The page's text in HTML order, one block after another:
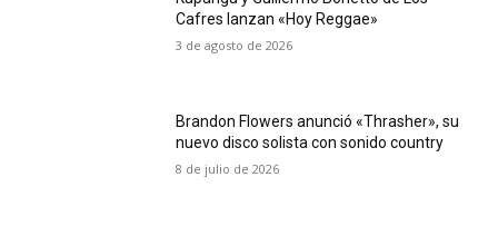
Cafres lanzan «Hoy Reggae»
3 de agosto de 2026
Brandon Flowers anunció «Thrasher», su
nuevo disco solista con sonido country
8 de julio de 2026